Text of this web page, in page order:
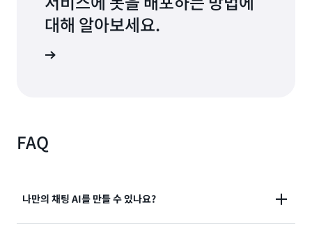
대해 알아보세요.
FAQ
나만의 채팅 AI를 만들 수 있나요?